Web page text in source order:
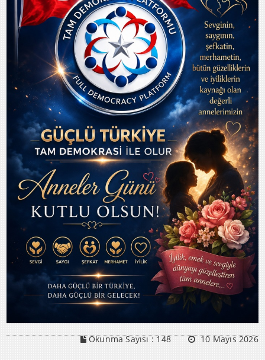
Okunma Sayısı :148 10 Mayıs 2026